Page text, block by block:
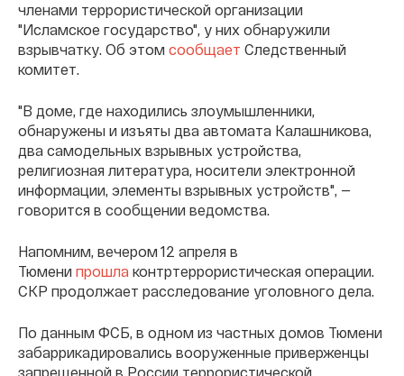
членами террористической организации
"Исламское государство", у них обнаружили
взрывчатку. Об этом сообщает Следственный
комитет.
"В доме, где находились злоумышленники,
обнаружены и изъяты два автомата Калашникова,
два самодельных взрывных устройства,
религиозная литература, носители электронной
информации, элементы взрывных устройств", —
говорится в сообщении ведомства.
Напомним, вечером 12 апреля в
Тюмени прошла контртеррористическая операции.
СКР продолжает расследование уголовного дела.
По данным ФСБ, в одном из частных домов Тюмени
забаррикадировались вооруженные приверженцы
запрещенной в России террористической